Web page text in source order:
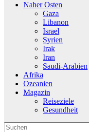
Naher Osten
Gaza
Libanon
Israel
Syrien
Irak
Iran
Saudi-Arabien
Afrika
Ozeanien
Magazin
Reiseziele
Gesundheit